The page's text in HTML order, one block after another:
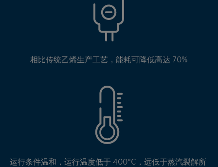
相比传统乙烯生产工艺，能耗可降低高达 70%
运行条件温和，运行温度低于 400°C，远低于蒸汽裂解所